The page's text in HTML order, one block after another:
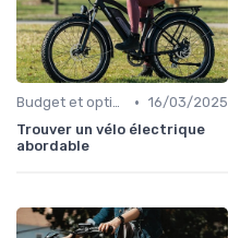
Budget et options de financement • 16/03/2025
Trouver un vélo électrique
abordable